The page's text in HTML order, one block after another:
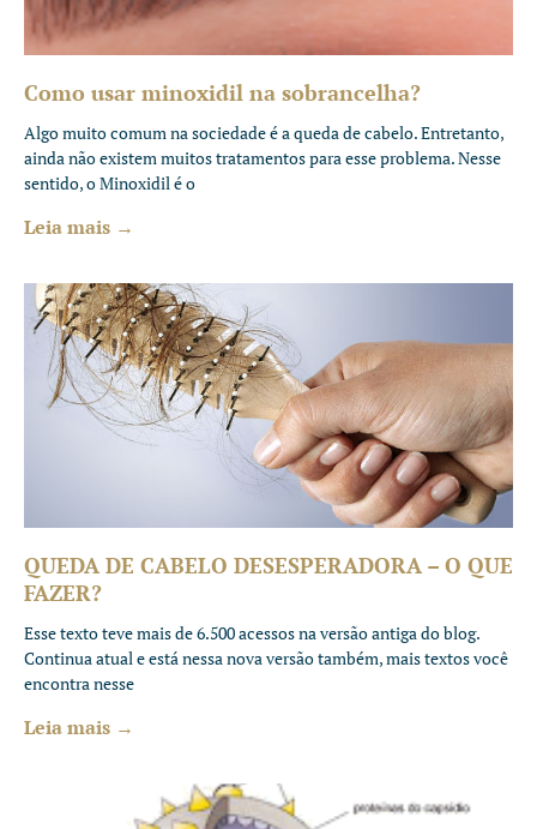
Como usar minoxidil na sobrancelha?
Algo muito comum na sociedade é a queda de cabelo. Entretanto,
ainda não existem muitos tratamentos para esse problema. Nesse
sentido, o Minoxidil é o
Leia mais →
QUEDA DE CABELO DESESPERADORA – O QUE
FAZER?
Esse texto teve mais de 6.500 acessos na versão antiga do blog.
Continua atual e está nessa nova versão também, mais textos você
encontra nesse
Leia mais →